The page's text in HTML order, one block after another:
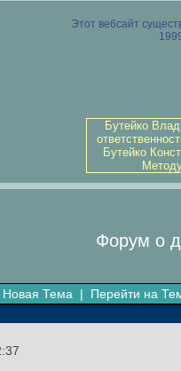
Этот вебсайт
Бутейко
Бутейко
Форум о
Новая Тема | Перейти на